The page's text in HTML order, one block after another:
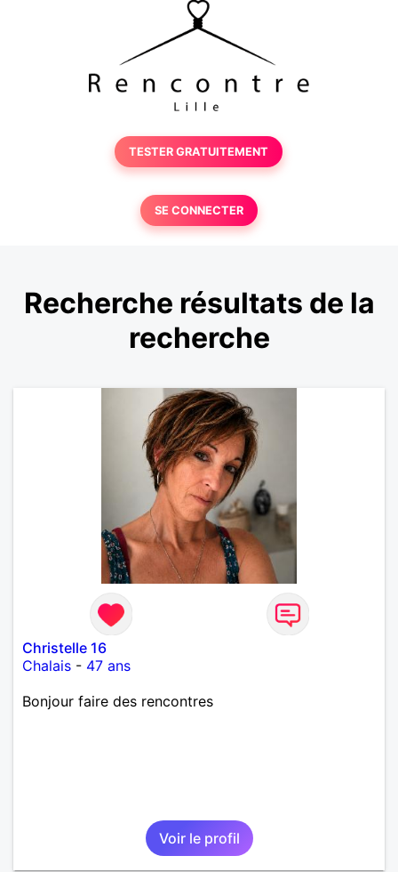
TESTER GRATUITEMENT
SE CONNECTER
Recherche résultats de la
recherche
Christelle 16
Chalais - 47 ans
Bonjour faire des rencontres
Voir le profil